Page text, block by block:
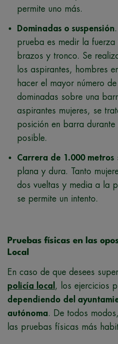
permite uno más.
Dominadas o suspensión.
prueba es medir la
brazos y tronco. Se
los aspirantes, hombres
hacer el mayor número
dominadas sobre una
aspirantes mujeres, se
posición en barra
posible.
Carrera de 1.000 metros
plana y dura. Tanto
dos vueltas y media a la
se permite un intento.
Pruebas físicas en las
Local
En caso de que desees
policía local , los ejercicios
dependiendo del
autónoma. De todos modos,
las pruebas físicas más